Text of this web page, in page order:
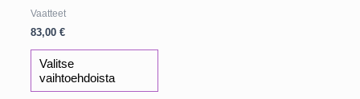
Vaatteet
83,00 €
Valitse
vaihtoehdoista
Tällä
on